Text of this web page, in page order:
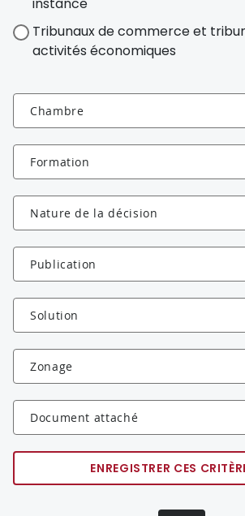
Tribunaux de commerce et
activités économiques
Chambre
Formation
Nature de la décision
Publication
Solution
Zonage
Document attaché
ENREGISTRER CES